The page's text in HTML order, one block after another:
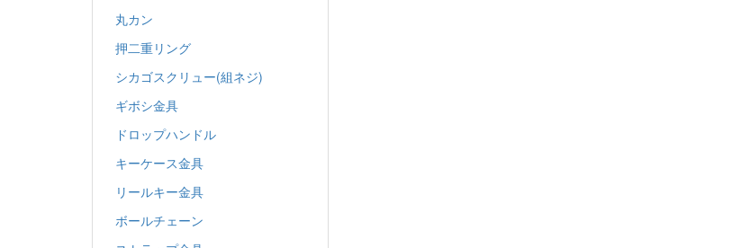
丸カン
押二重リング
シカゴスクリュー(組ネジ)
ギボシ金具
ドロップハンドル
キーケース金具
リールキー金具
ボールチェーン